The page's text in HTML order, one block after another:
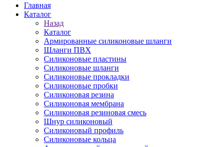
Главная
Каталог
Назад
Каталог
Армированные силиконовые шланги
Шланги ПВХ
Силиконовые пластины
Силиконовые шланги
Силиконовые прокладки
Силиконовые пробки
Силиконовая резина
Силиконовая мембрана
Силиконовая резиновая смесь
Шнур силиконовый
Силиконовый профиль
Силиконовые кольца